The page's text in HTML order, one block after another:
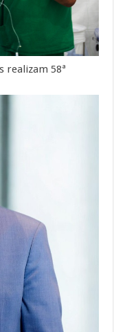
realizam 58ª